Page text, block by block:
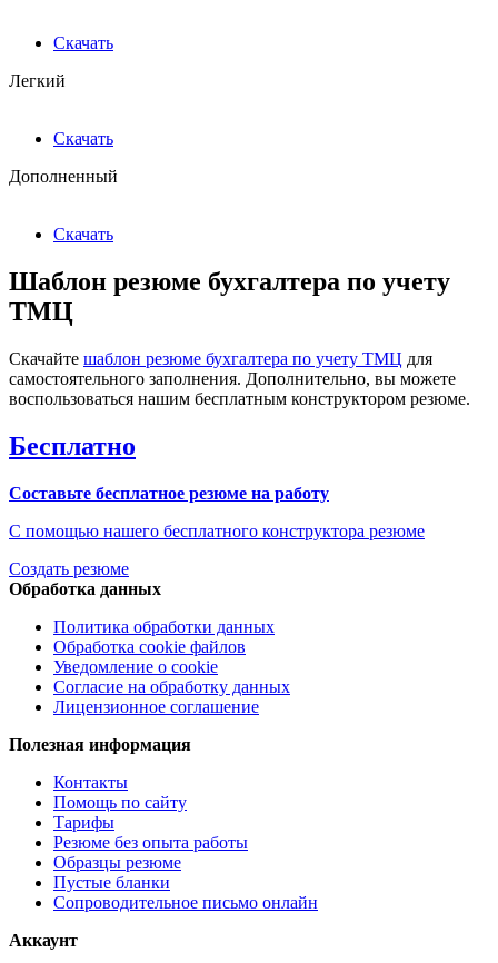
Скачать
Легкий
Скачать
Дополненный
Скачать
Шаблон резюме бухгалтера по учету
ТМЦ
Скачайте шаблон резюме бухгалтера по учету ТМЦ для
самостоятельного заполнения. Дополнительно, вы можете
воспользоваться нашим бесплатным конструктором резюме.
Бесплатно
Составьте бесплатное резюме на работу
С помощью нашего бесплатного конструктора резюме
Создать резюме
Обработка данных
Политика обработки данных
Обработка cookie файлов
Уведомление о cookie
Согласие на обработку данных
Лицензионное соглашение
Полезная информация
Контакты
Помощь по сайту
Тарифы
Резюме без опыта работы
Образцы резюме
Пустые бланки
Сопроводительное письмо онлайн
Аккаунт